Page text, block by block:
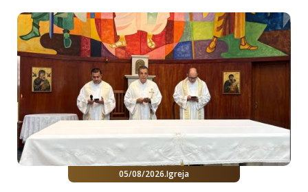
05/08/2026.Igreja